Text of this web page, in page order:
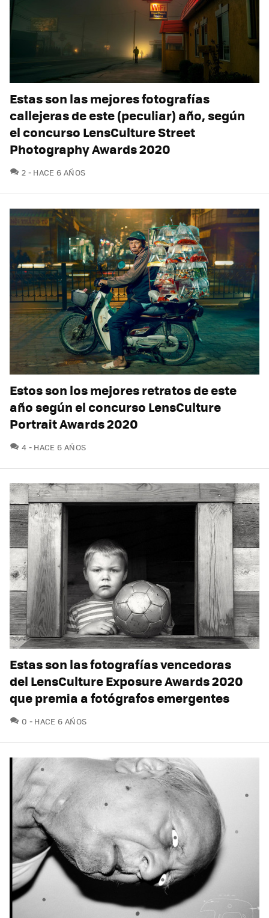
Estas son las mejores fotografías
callejeras de este (peculiar) año, según
el concurso LensCulture Street
Photography Awards 2020
2 COMENTARIOS
HACE 6 AÑOS
Estos son los mejores retratos de este
año según el concurso LensCulture
Portrait Awards 2020
4 COMENTARIOS
HACE 6 AÑOS
Estas son las fotografías vencedoras
del LensCulture Exposure Awards 2020
que premia a fotógrafos emergentes
0 COMENTARIOS
HACE 6 AÑOS